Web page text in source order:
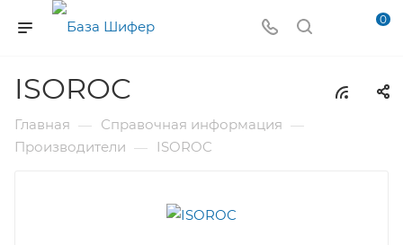
0
ISOROC
Главная — Справочная информация —
Производители — ISOROC